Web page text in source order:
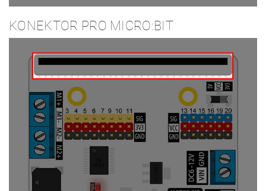
KONEKTOR PRO MICRO:BIT